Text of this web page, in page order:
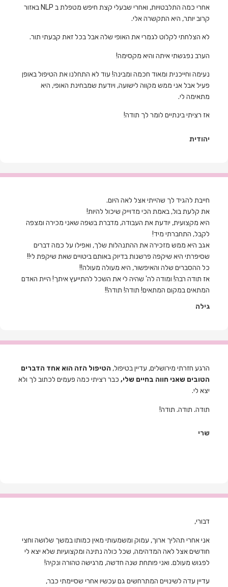
אחרי כמה התלבטויות, ואחרי שבעלי קצת חיפש מטפלת ב NLP באזור
קרוב יותר, היא התקשרה אלי.
לא הצלחתי לקלוט לגמרי את האופי שלה אבל בכל זאת קבעתי תור.
הערב נפגשתי איתה והיא מקסימה!
נעימה וחייכנית ומאוד חכמה ומבינה! עוד לא התחלנו את הטיפול באופן
פעיל אבל אני ממש מקווה לישועה, ויודעת שמבחינת האופי, היא
מתאימה לי.
אז רציתי בינתיים לומר לך תודה!
יהודית
חייבת להגיד לך שהייתי אצל לאה היום.
את קלעת בול, באמת הכי מדוייק שיכול להיות!
היא מקצועית, יודעת את העבודה, מדברת בשפה שאני מכירה ומצפה
לקבל, התחברתי מיד!
אגב היא ממש מזכירה את ההתנהלות שלך, ואפילו על כמה דברים
שסיפרתי היא שיקפה פרשנות בדיוק באותם ביטויים שאת שיקפת לי!!
כל ההסברים שלה והאיפשור, היא מעולה מעולה!!
אז תודה רבה! ומודה לה' שהיה לי את השכל להתייעץ איתך! היית האדם
המתאים במקום המתאים! תודה! תודה!!
גילה
הרגע חזרתי מירושלים, עדיין בטיפול,הטיפול הזה הוא אחד הדברים
הטובים שאני חווה בחיים שלי,כבר רציתי כמה פעמים לכתוב לך ולא
יצא לי.
תודה. תודה. תודה!
שרי
דבורי,
אני אחרי תהליך ארוך, עמוק ומשמעותי מאין כמותו במשך שלושה וחצי
חודשים אצל לאה המדהימה, שכל כולה נתינה ומקצועיות שלא יצא לי
לפגוש מעולם. ואני פותחת שנה חדשה, מרגישה טהורה ונקיה!
עדיין עדה לשינויים המתרחשים גם עכשיו אחרי שסיימתי כבר,